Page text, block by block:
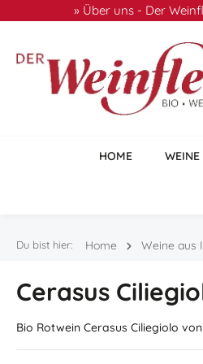
Hauptinhalt springen
Zur Suche springen
Zur Hauptnavigation springen
» Über uns - Der
HOME WEINE
Du bist hier: Home Weine aus
Cerasus
Bio Rotwein Cerasus Ciliegiolo